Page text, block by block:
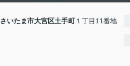
さいたま市大宮区土手町１丁目11番地